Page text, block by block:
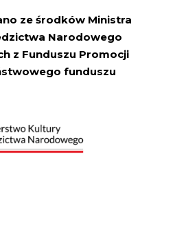
ze środków Ministra
Narodowego
z Funduszu Promocji
funduszu